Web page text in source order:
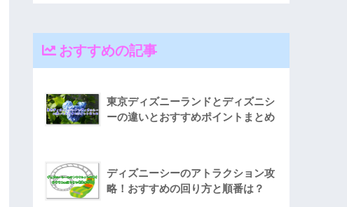
おすすめの記事
東京ディズニーランドとディズニシ
ーの違いとおすすめポイントまとめ
ディズニーシーのアトラクション攻
略！おすすめの回り方と順番は？